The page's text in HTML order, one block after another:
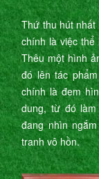
Thứ thu hút
chính là việc thể
Thêu một hình
đó lên tác
chính là đem
dung, từ đó
đang nhìn
tranh vô hồn.